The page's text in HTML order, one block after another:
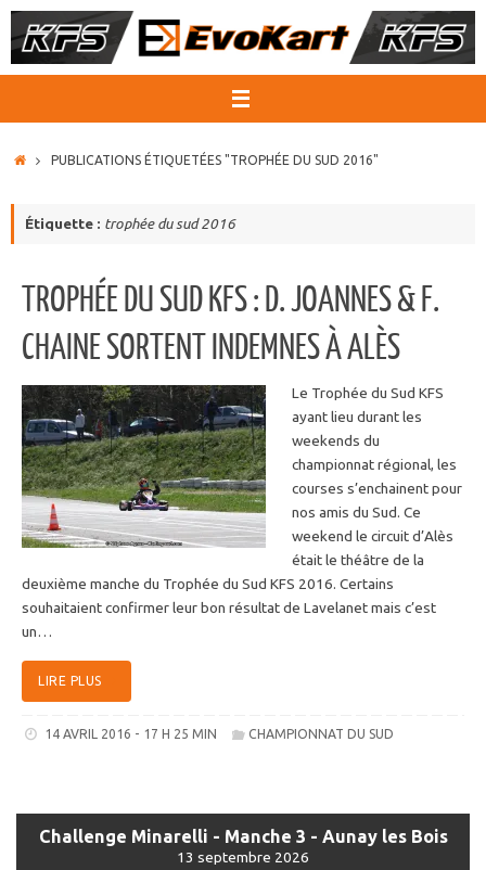
Passer
au
ACCUEIL
PUBLICATIONS ÉTIQUETÉES "TROPHÉE DU SUD 2016"
Étiquette : trophée du sud 2016
TROPHÉE DU SUD KFS : D. JOANNES & F.
CHAINE SORTENT INDEMNES À ALÈS
Le Trophée du Sud KFS
ayant lieu durant les
weekends du
championnat régional, les
courses s’enchainent pour
nos amis du Sud. Ce
weekend le circuit d’Alès
était le théâtre de la
deuxième manche du Trophée du Sud KFS 2016. Certains
souhaitaient confirmer leur bon résultat de Lavelanet mais c’est
un…
LIRE PLUS
14 AVRIL 2016 - 17 H 25 MIN CHAMPIONNAT DU SUD
Challenge Minarelli - Manche 3 - Aunay les Bois
13 septembre 2026